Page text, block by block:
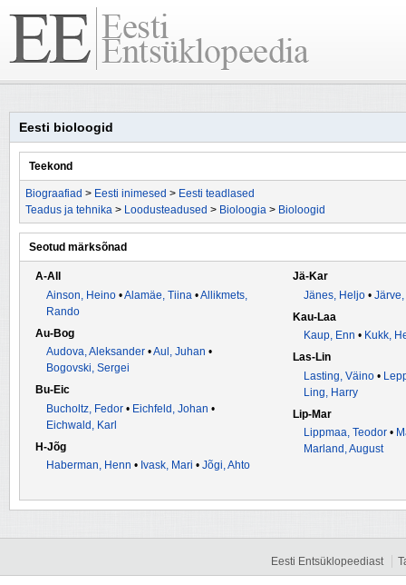
Eesti bioloogid
Teekond
Biograafiad > Eesti inimesed > Eesti teadlased
Teadus ja tehnika > Loodusteadused > Bioloogia > Bioloogid
Seotud märksõnad
A-All
Ainson, Heino •Alamäe, Tiina •Allikmets,
Rando
Au-Bog
Audova, Aleksander •Aul, Juhan •
Bogovski, Sergei
Bu-Eic
Bucholtz, Fedor • Eichfeld, Johan •
Eichwald, Karl
H-Jõg
Haberman, Henn • Ivask, Mari • Jõgi, Ahto
Jä-Kar
Jänes, Heljo •
Kau-Laa
Kaup, Enn • Kukk,
Las-Lin
Lasting, Väino •
Ling, Harry
Lip-Mar
Lippmaa, Teodor •
Marland, August
Eesti Entsüklopeediast